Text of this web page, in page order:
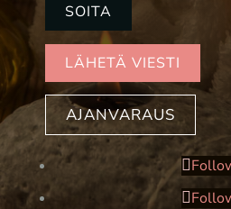
SOITA
LÄHETÄ VIESTI
AJANVARAUS